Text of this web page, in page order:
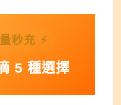
秒充 ⚡
5 種選擇